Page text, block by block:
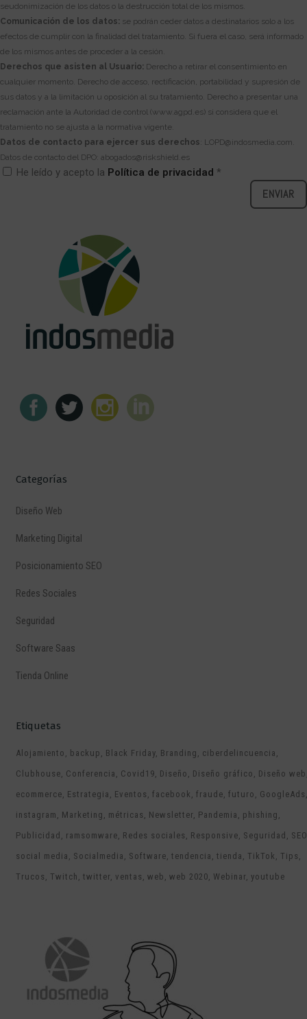
seudonimización de los datos o la destrucción total de los mismos.
Comunicación de los datos: se podrán ceder datos a destinatarios solo a los
efectos de cumplir con la finalidad del tratamiento. Si fuera el caso, será informado
de los mismos antes de proceder a la cesión.
Derechos que asisten al Usuario: Derecho a retirar el consentimiento en
cualquier momento. Derecho de acceso, rectificación, portabilidad y supresión de
sus datos y a la limitación u oposición al su tratamiento. Derecho a presentar una
reclamación ante la Autoridad de control (www.agpd.es) si considera que el
tratamiento no se ajusta a la normativa vigente.
Datos de contacto para ejercer sus derechos: LOPD@indosmedia.com.
Datos de contacto del DPO: abogados@riskshield.es
He leído y acepto la Política de privacidad *
Categorías
Diseño Web
Marketing Digital
Posicionamiento SEO
Redes Sociales
Seguridad
Software Saas
Tienda Online
Etiquetas
Alojamiento backup Black Friday Branding
ciberdelincuencia
Clubhouse Conferencia Covid19 Diseño Diseño gráfico
Diseño web
ecommerce Estrategia Eventos facebook fraude futuro
GoogleAds
instagram
Marketing métricas Newsletter Pandemia
phishing
Publicidad
ramsomware Redes sociales Responsive Seguridad
SEO
social media
Socialmedia Software tendencia tienda TikTok
Tips
Trucos
Twitch twitter ventas web web 2020 Webinar youtube